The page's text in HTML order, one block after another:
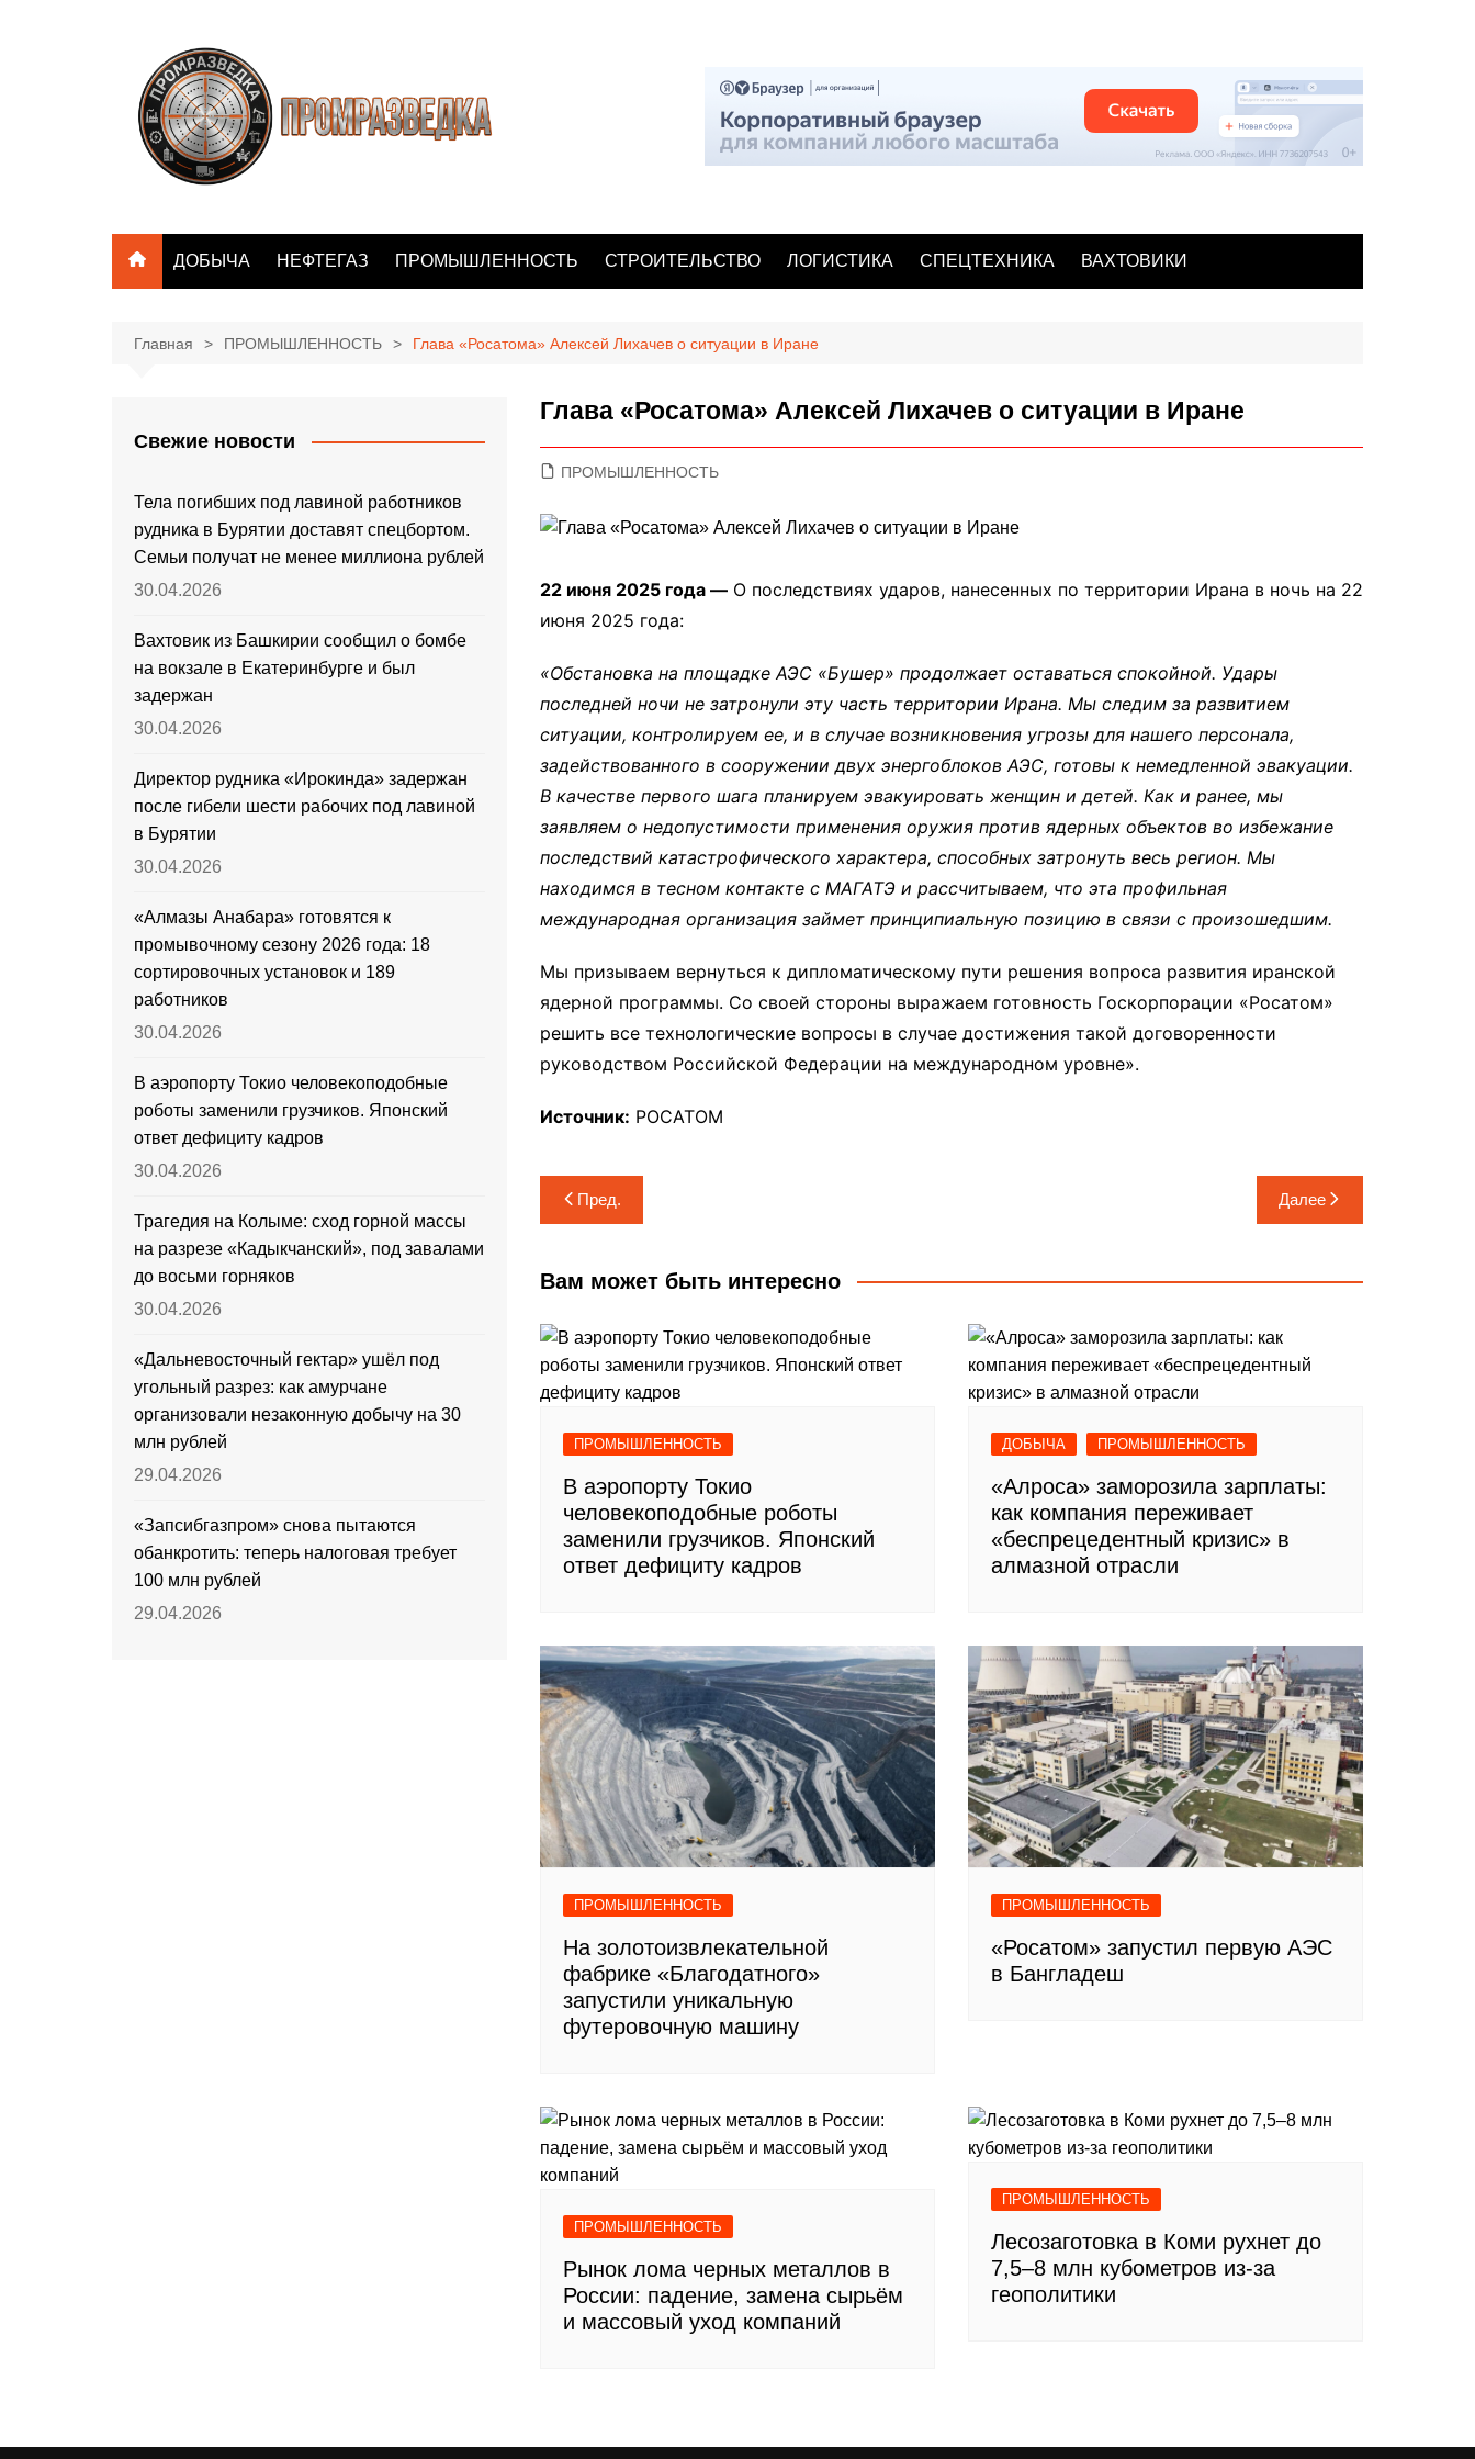
ДОБЫЧА НЕФТЕГАЗ ПРОМЫШЛЕННОСТЬ СТРОИТЕЛЬСТВО ЛОГИСТИКА СПЕЦТЕХНИКА ВАХТОВИКИ
Главная ПРОМЫШЛЕННОСТЬ Глава «Росатома» Алексей Лихачев о ситуации в Иране
Глава «Росатома» Алексей Лихачев о ситуации в Иране
ПРОМЫШЛЕННОСТЬ
22 июня 2025 года — О последствиях ударов, нанесенных по территории Ирана в ночь на 22
июня 2025 года:
«Обстановка на площадке АЭС «Бушер» продолжает оставаться спокойной. Удары
последней ночи не затронули эту часть территории Ирана. Мы следим за развитием
ситуации, контролируем ее, и в случае возникновения угрозы для нашего персонала,
задействованного в сооружении двух энергоблоков АЭС, готовы к немедленной эвакуации.
В качестве первого шага планируем эвакуировать женщин и детей. Как и ранее, мы
заявляем о недопустимости применения оружия против ядерных объектов во избежание
последствий катастрофического характера, способных затронуть весь регион. Мы
находимся в тесном контакте с МАГАТЭ и рассчитываем, что эта профильная
международная организация займет принципиальную позицию в связи с произошедшим.
Мы призываем вернуться к дипломатическому пути решения вопроса развития иранской
ядерной программы. Со своей стороны выражаем готовность Госкорпорации «Росатом»
решить все технологические вопросы в случае достижения такой договоренности
руководством Российской Федерации на международном уровне».
Источник: РОСАТОМ
Навигация
по
записям
Пред. Далее
Вам может быть интересно
ПРОМЫШЛЕННОСТЬ
В аэропорту Токио
человекоподобные роботы
заменили грузчиков. Японский
ответ дефициту кадров
ДОБЫЧА ПРОМЫШЛЕННОСТЬ
«Алроса» заморозила зарплаты:
как компания переживает
«беспрецедентный кризис» в
алмазной отрасли
ПРОМЫШЛЕННОСТЬ
На золотоизвлекательной
фабрике «Благодатного»
запустили уникальную
футеровочную машину
ПРОМЫШЛЕННОСТЬ
«Росатом» запустил первую АЭС
в Бангладеш
ПРОМЫШЛЕННОСТЬ
Рынок лома черных металлов в
России: падение, замена сырьём
и массовый уход компаний
ПРОМЫШЛЕННОСТЬ
Лесозаготовка в Коми рухнет до
7,5–8 млн кубометров из-за
геополитики
Свежие новости
Тела погибших под лавиной работников
рудника в Бурятии доставят спецбортом.
Семьи получат не менее миллиона рублей
30.04.2026
Вахтовик из Башкирии сообщил о бомбе
на вокзале в Екатеринбурге и был
задержан
30.04.2026
Директор рудника «Ирокинда» задержан
после гибели шести рабочих под лавиной
в Бурятии
30.04.2026
«Алмазы Анабара» готовятся к
промывочному сезону 2026 года: 18
сортировочных установок и 189
работников
30.04.2026
В аэропорту Токио человекоподобные
роботы заменили грузчиков. Японский
ответ дефициту кадров
30.04.2026
Трагедия на Колыме: сход горной массы
на разрезе «Кадыкчанский», под завалами
до восьми горняков
30.04.2026
«Дальневосточный гектар» ушёл под
угольный разрез: как амурчане
организовали незаконную добычу на 30
млн рублей
29.04.2026
«Запсибгазпром» снова пытаются
обанкротить: теперь налоговая требует
100 млн рублей
29.04.2026